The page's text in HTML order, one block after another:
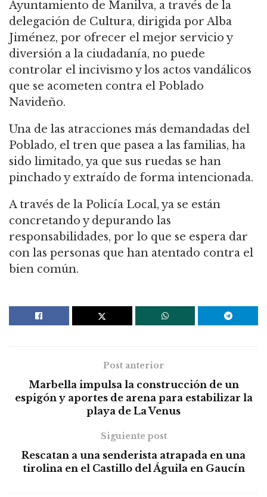
Ayuntamiento de Manilva, a través de la
delegación de Cultura, dirigida por Alba
Jiménez, por ofrecer el mejor servicio y
diversión a la ciudadanía, no puede
controlar el incivismo y los actos vandálicos
que se acometen contra el Poblado
Navideño.
Una de las atracciones más demandadas del
Poblado, el tren que pasea a las familias, ha
sido limitado, ya que sus ruedas se han
pinchado y extraído de forma intencionada.
A través de la Policía Local, ya se están
concretando y depurando las
responsabilidades, por lo que se espera dar
con las personas que han atentado contra el
bien común.
Post anterior
Marbella impulsa la construcción de un
espigón y aportes de arena para estabilizar la
playa de La Venus
Siguiente post
Rescatan a una senderista atrapada en una
tirolina en el Castillo del Águila en Gaucín